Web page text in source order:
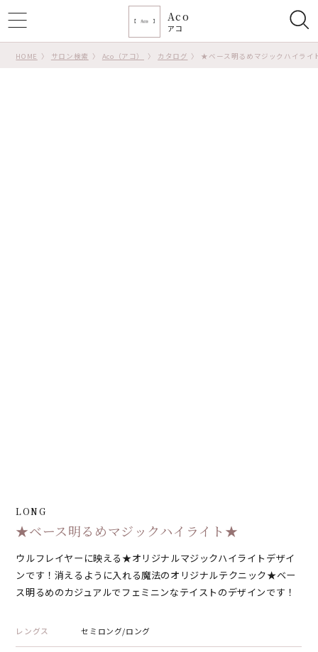
HOME サロン検索 Aco（アコ） カタログ ★ベース明るめマジックハイラ
Aco
アコ
LONG
★ベース明るめマジックハイライト★
ウルフレイヤーに映える★オリジナルマジックハイライトデザイ
ンです！消えるように入れる魔法のオリジナルテクニック★ベー
ス明るめのカジュアルでフェミニンなテイストのデザインです！
レングス セミロング/ロング